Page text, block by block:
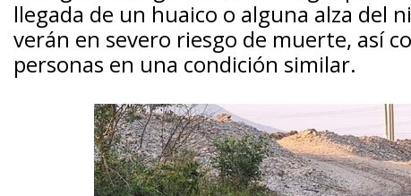
llegada de un huaico o alguna alza del
verán en severo riesgo de muerte, así
personas en una condición similar.